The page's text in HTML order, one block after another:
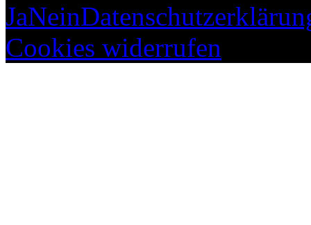
JaNein
Cookies widerrufen